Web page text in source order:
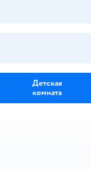
Детская
комната